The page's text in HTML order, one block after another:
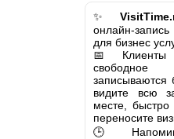
✨
онлайн-
для бизнес
📅 Клиенты
записываются
видите всю
месте, быстро
переносите
🕒